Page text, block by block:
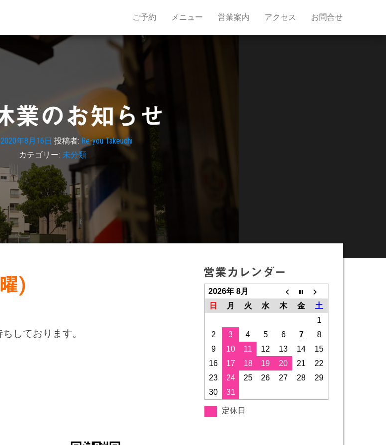
ご予約 メニュー 営業案内 アクセス お問合せ
業のお知らせ
2020年8月16日 投稿者: Re-you Takeuchi
カテゴリー: 未分類
)
しております。
営業カレンダー
2026年 8月
日
月 火 水 木 金
土
1
2
3 4 5 6 7
8
9
10 11 12 13 14
15
16
17 18 19 20 21
22
23
24 25 26 27 28
29
30
31
定休日